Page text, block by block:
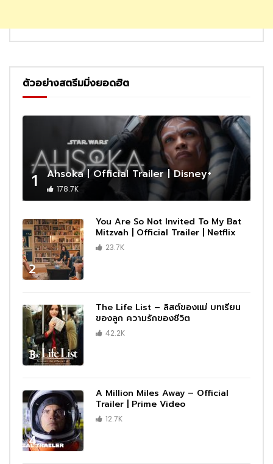
ตัวอย่างสตรีมมิ่งยอดฮิต
1 Ahsoka | Official Trailer | Disney+
178.7K
2
You Are So Not Invited To My Bat
Mitzvah | Official Trailer | Netflix
23.7K
3
The Life List – ลิสต์ของแม่ บทเรียน
ของลูก ความรักของชีวิต
42.2K
4
A Million Miles Away – Official
Trailer | Prime Video
12.7K